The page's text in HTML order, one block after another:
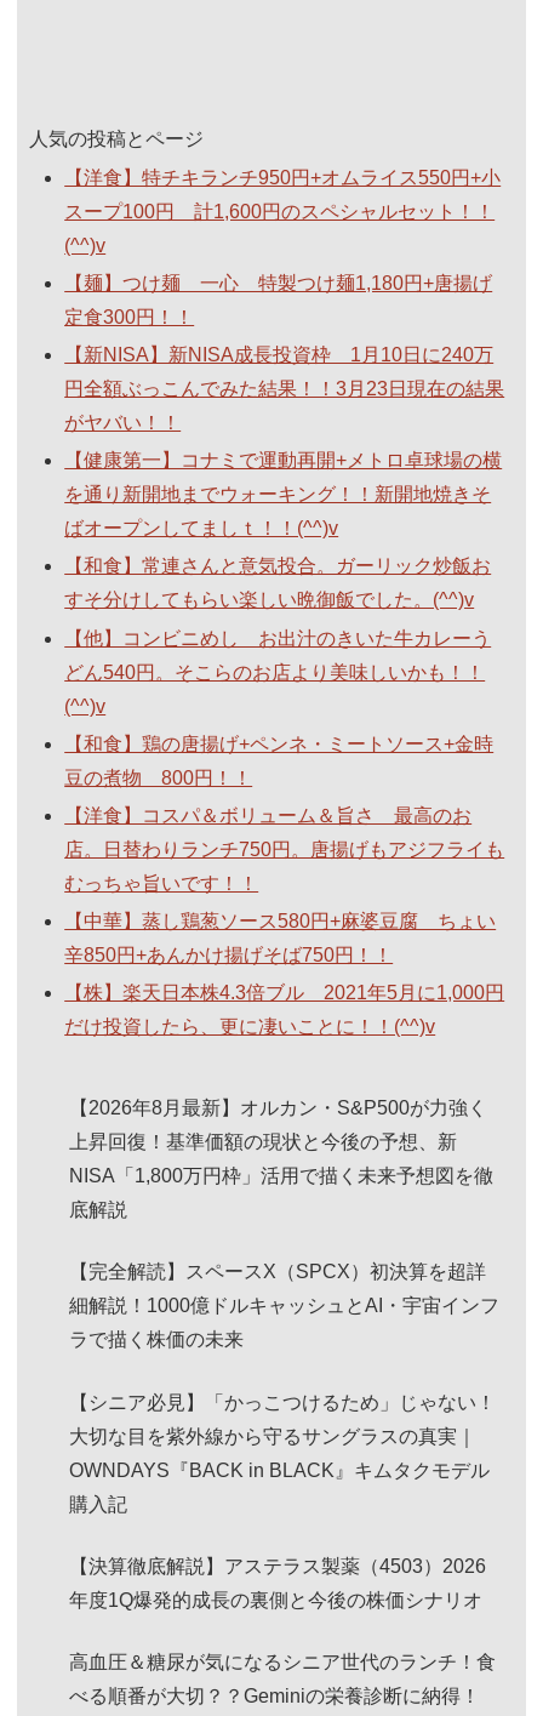
人気の投稿とページ
【洋食】特チキランチ950円+オムライス550円+小
スープ100円 計1,600円のスペシャルセット！！
(^^)v
【麺】つけ麺 一心 特製つけ麺1,180円+唐揚げ
定食300円！！
【新NISA】新NISA成長投資枠 1月10日に240万
円全額ぶっこんでみた結果！！3月23日現在の結果
がヤバい！！
【健康第一】コナミで運動再開+メトロ卓球場の横
を通り新開地までウォーキング！！新開地焼きそ
ばオープンしてましｔ！！(^^)v
【和食】常連さんと意気投合。ガーリック炒飯お
すそ分けしてもらい楽しい晩御飯でした。(^^)v
【他】コンビニめし お出汁のきいた牛カレーう
どん540円。そこらのお店より美味しいかも！！
(^^)v
【和食】鶏の唐揚げ+ペンネ・ミートソース+金時
豆の煮物 800円！！
【洋食】コスパ＆ボリューム＆旨さ 最高のお
店。日替わりランチ750円。唐揚げもアジフライも
むっちゃ旨いです！！
【中華】蒸し鶏葱ソース580円+麻婆豆腐 ちょい
辛850円+あんかけ揚げそば750円！！
【株】楽天日本株4.3倍ブル 2021年5月に1,000円
だけ投資したら、更に凄いことに！！(^^)v
【2026年8月最新】オルカン・S&P500が力強く
上昇回復！基準価額の現状と今後の予想、新
NISA「1,800万円枠」活用で描く未来予想図を徹
底解説
【完全解読】スペースX（SPCX）初決算を超詳
細解説！1000億ドルキャッシュとAI・宇宙インフ
ラで描く株価の未来
【シニア必見】「かっこつけるため」じゃない！
大切な目を紫外線から守るサングラスの真実｜
OWNDAYS『BACK in BLACK』キムタクモデル
購入記
【決算徹底解説】アステラス製薬（4503）2026
年度1Q爆発的成長の裏側と今後の株価シナリオ
高血圧＆糖尿が気になるシニア世代のランチ！食
べる順番が大切？？Geminiの栄養診断に納得！